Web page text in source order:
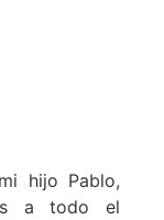
hijo Pablo,
a todo el